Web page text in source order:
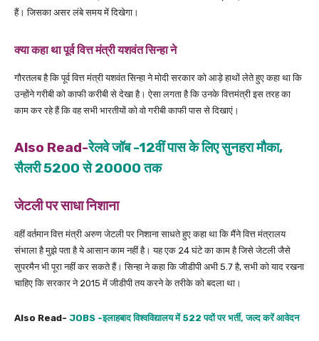
हैं। जिसका असर लंबे समय में दिखेगा।
क्या कहा था पूर्व वित्त मंत्री यशवंत सिन्हा ने
गौरतलब है कि पूर्व वित्त मंत्री यशवंत सिन्हा ने मोदी सरकार को आड़े हाथों लेते हुए कहा था कि
उन्होंने गरीबी को काफी करीबी से देखा है। ऐसा लगता है कि उनके वित्तमंत्री इस तरह का
काम कर रहे हैं कि वह सभी भारतीयों को वो गरीबी काफी पास से दिखाएं।
Also Read-रेलवे जॉब -12वीं पास के लिए सुनहरा मौका,
सैलरी 5200 से 20000 तक
जेटली पर साधा निशाना
वहीं वर्तमान वित्त मंत्री अरुण जेटली पर निशाना साधते हुए कहा था कि मैंने वित्त मंत्रालय
संभाला है मुझे पता है ये आसान काम नहीं है। यह एक 24 घंटे का काम है जिसे जेटली जैसे
सुपरमैन भी पूरा नहीं कर सकते हैं। सिन्हा ने कहा कि जीडीपी अभी 5.7 है, सभी को याद रखना
चाहिए कि सरकार ने 2015 में जीडीपी तय करने के तरीके को बदला था।
Also Read- JOBS -इलाहबाद विश्वविद्यालय में 522 पदों पर भर्ती, जल्द करें आवेदन